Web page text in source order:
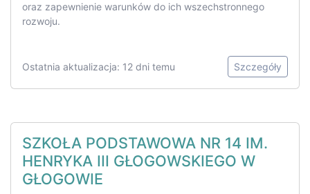
oraz zapewnienie warunków do ich wszechstronnego
rozwoju.
Ostatnia aktualizacja: 12 dni temu Szczegóły
SZKOŁA PODSTAWOWA NR 14 IM.
HENRYKA III GŁOGOWSKIEGO W
GŁOGOWIE